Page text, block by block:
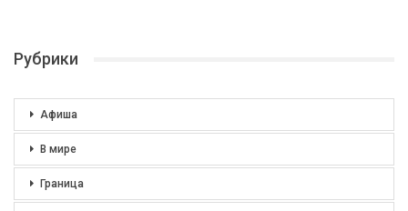
Рубрики
Афиша
В мире
Граница